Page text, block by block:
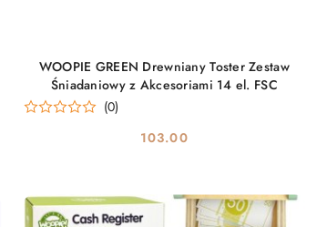
WOOPIE GREEN Drewniany Toster Zestaw
Śniadaniowy z Akcesoriami 14 el. FSC
(0)
Cena:
103.00
DO KOSZYKA